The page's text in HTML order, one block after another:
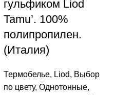
гульфиком Liod
Tamu’. 100%
полипропилен.
(Италия)
Термобелье, Liod, Выбор
по цвету, Однотонные,